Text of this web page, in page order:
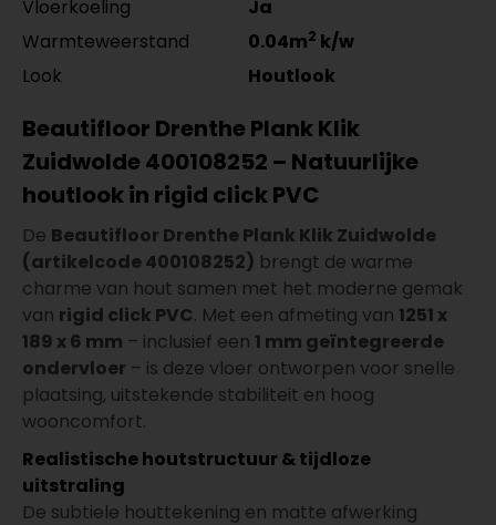
Vloerkoeling
Ja
Warmteweerstand
0.04m2 k/w
Look
Houtlook
Beautifloor Drenthe Plank Klik
Zuidwolde 400108252 – Natuurlijke
houtlook in rigid click PVC
De Beautifloor Drenthe Plank Klik Zuidwolde
(artikelcode 400108252) brengt de warme
charme van hout samen met het moderne gemak
van rigid click PVC. Met een afmeting van 1251 x
189 x 6 mm – inclusief een 1 mm geïntegreerde
ondervloer – is deze vloer ontworpen voor snelle
plaatsing, uitstekende stabiliteit en hoog
wooncomfort.
Realistische houtstructuur & tijdloze
uitstraling
De subtiele houttekening en matte afwerking